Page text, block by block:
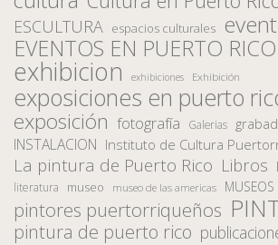
ESCULTURA espacios culturales
EVENTOS EN PUERTO RICO
exhibicion exhibiciones Exhibición
exposiciones en puerto
exposición fotografía Galerias
INSTALACION Instituto de Cultura
La pintura de Puerto Rico Libros
literatura museo museo de las americas MUSEOS
pintores puertorriqueños
pintura de puerto rico